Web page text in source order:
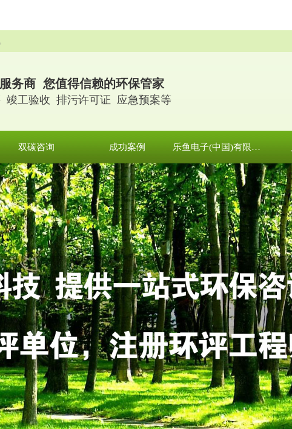
务商 您值得信赖的环保管家
工验收 排污许可证 应急预案等
双碳咨询 成功案例 乐鱼电子(中国)有限公司官网